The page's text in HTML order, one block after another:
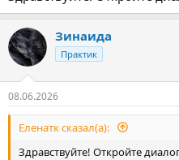
Зинаида
Практик
08.06.2026
Еленатк сказал(а):
Здравствуйте! Откройте